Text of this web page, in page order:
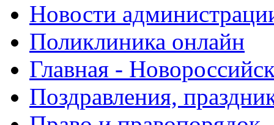
Новости
Поликлиника онлайн
Главная -
Поздравления,